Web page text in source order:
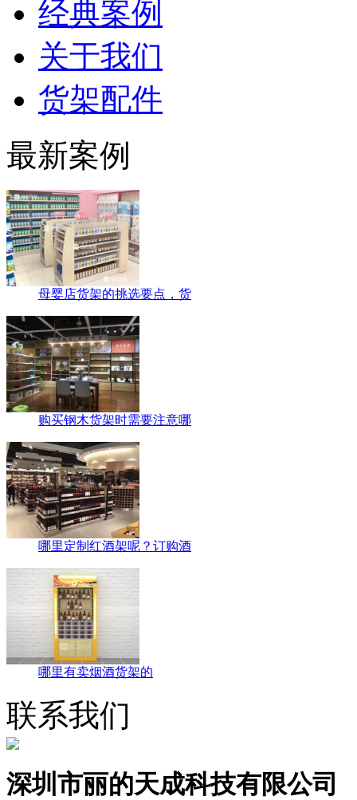
经典案例
关于我们
货架配件
最新案例
母婴店货架的挑选要点，货
购买钢木货架时需要注意哪
哪里定制红酒架呢？订购酒
哪里有卖烟酒货架的
联系我们
深圳市丽的天成科技有限公司